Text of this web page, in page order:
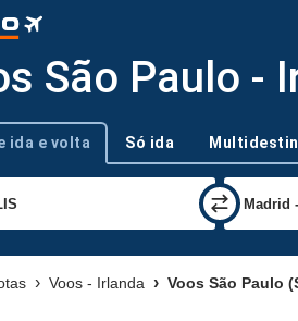
São Paulo -
ida e volta Só ida
Voos - Irlanda Voos São Paulo